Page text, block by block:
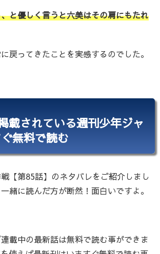
と優しく言うと六美はその肩にもたれ
戻ってきたことを実感するのでした。
載されている週刊少年ジャ
無料で読む
【第85話】のネタバレをご紹介しまし
緒に読んだ方が断然！面白いですよ。
載中の最新話は無料で読む事ができま